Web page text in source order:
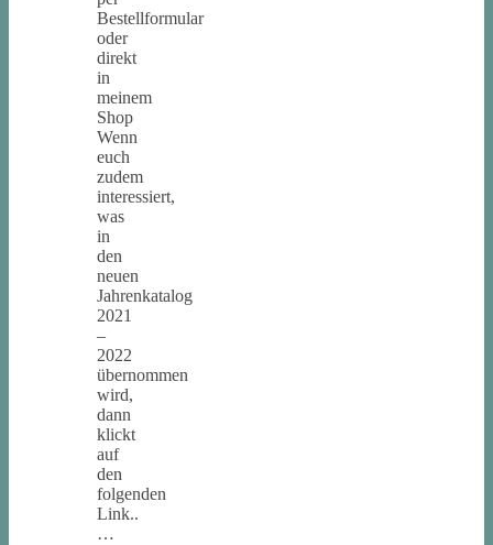
Bestellformular
oder
direkt
in
meinem
Shop
Wenn
euch
zudem
interessiert,
was
in
den
neuen
Jahrenkatalog
2021
–
2022
übernommen
wird,
dann
klickt
auf
den
folgenden
Link..
…